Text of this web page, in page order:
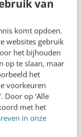
van
komt opdoen.
websites gebruik
het bijhouden
op te slaan, maar
het
voorkeuren
Door op ‘Alle
met het
in onze
die je een betere
een PDF niet